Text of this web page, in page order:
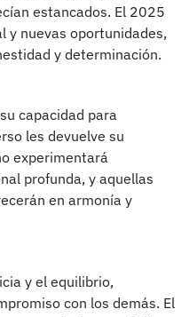
estancados. El 2025
y nuevas oportunidades,
y determinación.
capacidad para
les devuelve su
experimentará
profunda, y aquellas
en armonía y
y el equilibrio,
con los demás. El